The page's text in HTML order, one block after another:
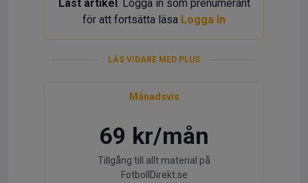
Låst artikel. Logga in som prenumerant
för att fortsätta läsa Logga In
LÄS VIDARE MED PLUS
Månadsvis
69 kr/mån
Tillgång till allt material på
FotbollDirekt.se